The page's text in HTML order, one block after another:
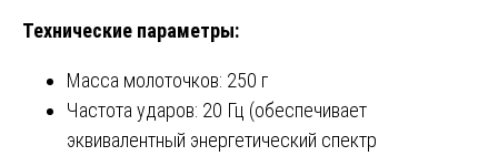
Технические параметры:
Масса молоточков: 250 г
Частота ударов: 20 Гц (обеспечивает
эквивалентный энергетический спектр